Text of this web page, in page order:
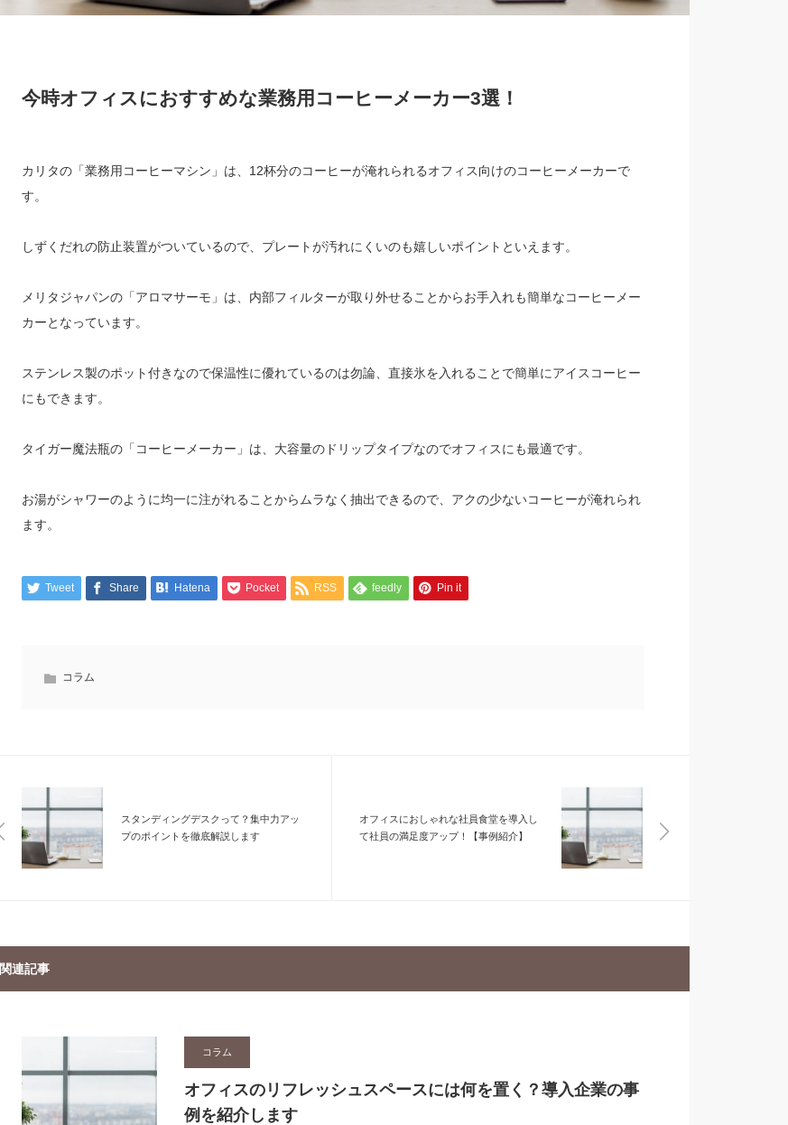
今時オフィスにおすすめな業務用コーヒーメーカー3選！
カリタの「業務用コーヒーマシン」は、12杯分のコーヒーが淹れられるオフィス向けのコーヒーメーカーで
す。
しずくだれの防止装置がついているので、プレートが汚れにくいのも嬉しいポイントといえます。
メリタジャパンの「アロマサーモ」は、内部フィルターが取り外せることからお手入れも簡単なコーヒーメー
カーとなっています。
ステンレス製のポット付きなので保温性に優れているのは勿論、直接氷を入れることで簡単にアイスコーヒー
にもできます。
タイガー魔法瓶の「コーヒーメーカー」は、大容量のドリップタイプなのでオフィスにも最適です。
お湯がシャワーのように均一に注がれることからムラなく抽出できるので、アクの少ないコーヒーが淹れられ
ます。
Tweet Share Hatena Pocket RSS feedly Pin it
コラム
スタンディングデスクって？集中力アッ
プのポイントを徹底解説します
オフィスにおしゃれな社員食堂を導入し
て社員の満足度アップ！【事例紹介】
関連記事
コラム
オフィスのリフレッシュスペースには何を置く？導入企業の事
例を紹介します